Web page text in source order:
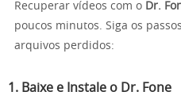
Recuperar vídeos com o Dr.
poucos minutos. Siga os
arquivos perdidos:
1. Baixe e Instale o Dr. Fone